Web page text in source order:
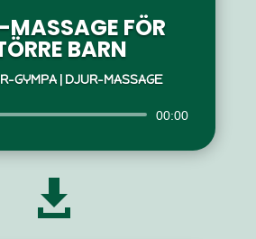
MASSAGE FÖR
BARN
GYMPA| DJUR-MASSAGE
Ljudspelare 00:00
